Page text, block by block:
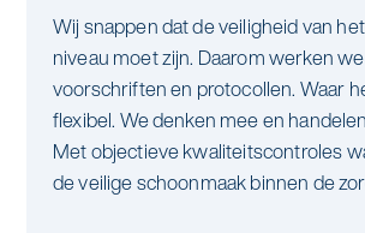
Wij snappen dat de veiligheid van
niveau moet zijn. Daarom werken
voorschriften en protocollen. Waar
flexibel. We denken mee en
Met objectieve kwaliteitscontroles
de veilige schoonmaak binnen de
medewerkers en patiënten. Dát is
gezamenlijke doel. Samen werken
en als partners om de zorg
verbeteren en te innoveren.
waar nodig. Hier kijken we verder dan
schoonmaak. We werken zo veel
vaste medewerkers. Een vertrouwd
de juiste kwaliteiten. Zo voelen
patiënten zich op hun gemak.